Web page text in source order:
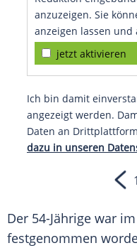
anzuzeigen. Sie
anzeigen lassen
jetzt aktivieren
Ich bin damit
angezeigt werden.
Daten an
dazu in unseren
Der 54-Jährige war
festgenommen